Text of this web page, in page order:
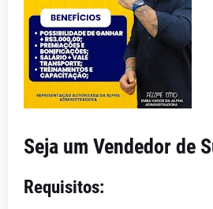
Seja um Vendedor de
Requisitos: